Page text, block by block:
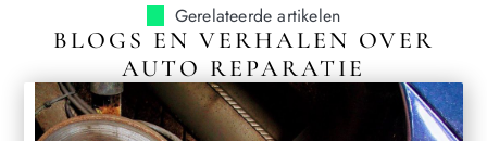
Gerelateerde artikelen
BLOGS EN VERHALEN OVER
AUTO REPARATIE